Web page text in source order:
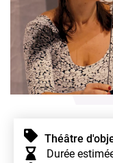
Théâtre
Durée